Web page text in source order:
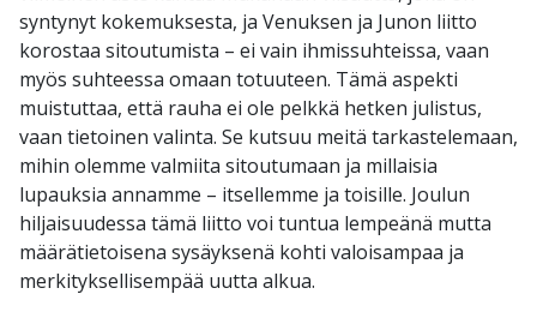
syntynyt kokemuksesta, ja Venuksen ja Junon liitto
korostaa sitoutumista – ei vain ihmissuhteissa, vaan
myös suhteessa omaan totuuteen. Tämä aspekti
muistuttaa, että rauha ei ole pelkkä hetken julistus,
vaan tietoinen valinta. Se kutsuu meitä tarkastelemaan,
mihin olemme valmiita sitoutumaan ja millaisia
lupauksia annamme – itsellemme ja toisille. Joulun
hiljaisuudessa tämä liitto voi tuntua lempeänä mutta
määrätietoisena sysäyksenä kohti valoisampaa ja
merkityksellisempää uutta alkua.